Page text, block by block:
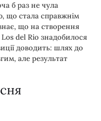
б раз не чула
що стала справжнім
що на створення
Los del Rio знадобилося
доводить: шлях до
але результат